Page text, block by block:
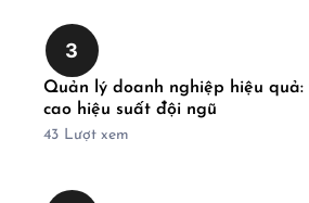
3
Quản lý doanh nghiệp hiệu
cao hiệu suất đội ngũ
43 Lượt xem